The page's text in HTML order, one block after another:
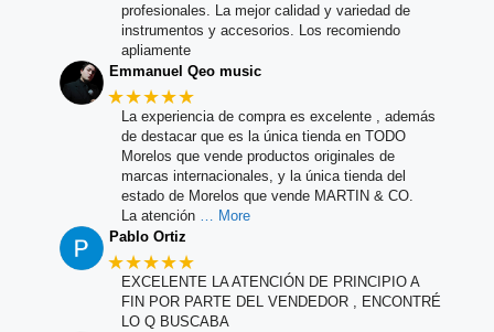
profesionales. La mejor calidad y variedad de
instrumentos y accesorios. Los recomiendo
apliamente
Emmanuel Qeo music
★★★★★
La experiencia de compra es excelente , además
de destacar que es la única tienda en TODO
Morelos que vende productos originales de
marcas internacionales, y la única tienda del
estado de Morelos que vende MARTIN & CO.
La atención
… More
Pablo Ortiz
★★★★★
EXCELENTE LA ATENCIÓN DE PRINCIPIO A
FIN POR PARTE DEL VENDEDOR , ENCONTRÉ
LO Q BUSCABA